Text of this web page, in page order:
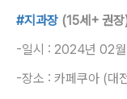
#지과장 (15세+ 권
-일시 : 2024년 02
-장소 : 카페쿠아 (대